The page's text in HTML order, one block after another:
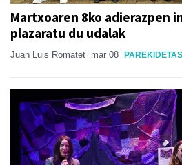
Martxoaren 8ko adierazpen
plazaratu du udalak
Juan Luis Romatet mar 08